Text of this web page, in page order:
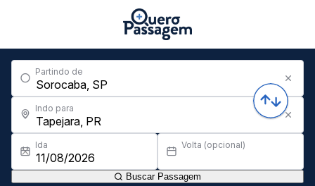
Partindo de
Indo para
Ida Volta (opcional)
Buscar Passagem